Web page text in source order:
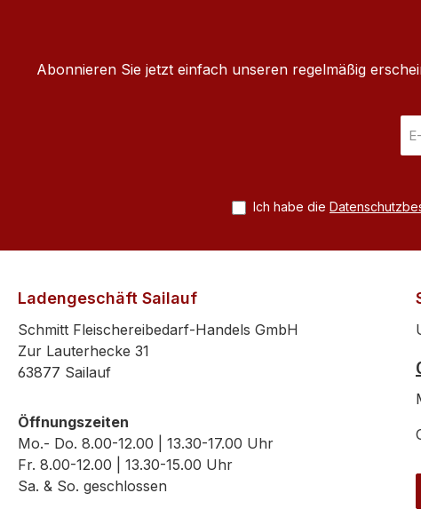
Abonnieren Sie jetzt einfach unseren regelmäßig
Ich habe die
Ladengeschäft Sailauf
Schmitt Fleischereibedarf-Handels GmbH
Zur Lauterhecke 31
63877 Sailauf
Öffnungszeiten
Mo.- Do. 8.00-12.00 | 13.30-17.00 Uhr
Fr. 8.00-12.00 | 13.30-15.00 Uhr
Sa. & So. geschlossen